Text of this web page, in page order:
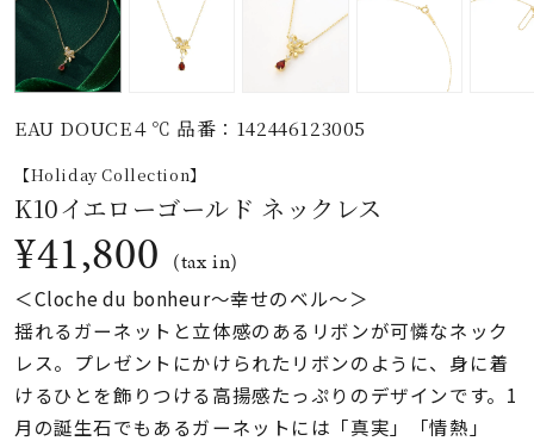
モチーフ
石の色
ファッションテイス
ト
着用シーン
コレクション
EAU DOUCE４℃ 品番：142446123005
【Holiday Collection】
K10イエローゴールド ネックレス
¥41,800 (tax in)
＜Cloche du bonheur〜幸せのベル〜＞
揺れるガーネットと立体感のあるリボンが可憐なネック
レス。プレゼントにかけられたリボンのように、身に着
けるひとを飾りつける高揚感たっぷりのデザインです。1
月の誕生石でもあるガーネットには「真実」「情熱」